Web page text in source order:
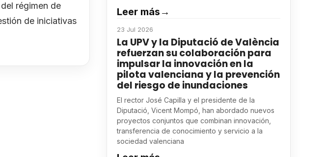
régimen de
de iniciativas
Leer más →
23 Jul 2026
La UPV y la Diputació de València
refuerzan su colaboración para
impulsar la innovación en la
pilota valenciana y la prevención
del riesgo de inundaciones
El rector José Capilla y el presidente de la
Diputació, Vicent Mompó, han abordado nuevos
proyectos conjuntos que combinan innovación,
transferencia de conocimiento y servicio a la
sociedad valenciana